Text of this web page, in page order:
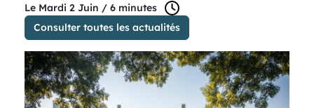
Le Mardi 2 Juin / temps de lecture :
6 minutes
Consulter toutes les actualités